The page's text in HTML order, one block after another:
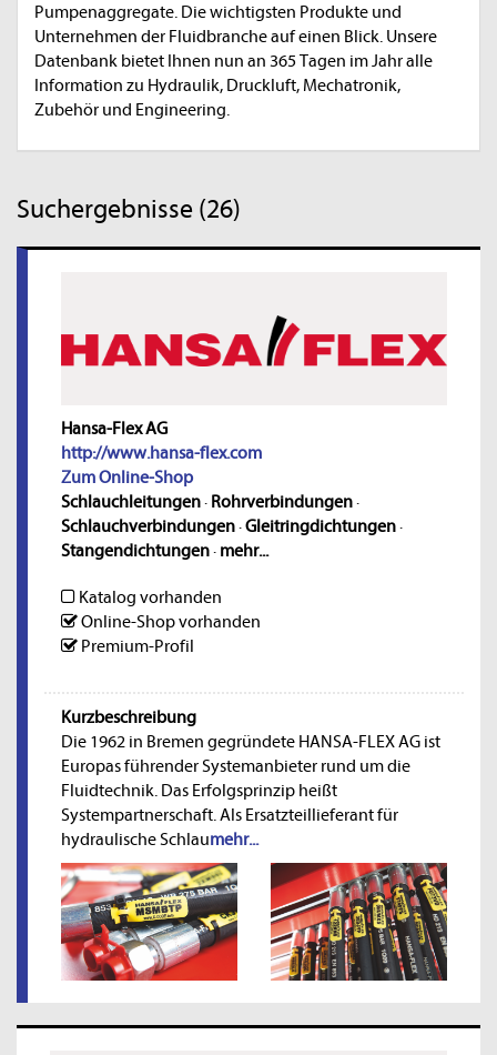
Pumpenaggregate. Die wichtigsten Produkte und
Unternehmen der Fluidbranche auf einen Blick. Unsere
Datenbank bietet Ihnen nun an 365 Tagen im Jahr alle
Information zu Hydraulik, Druckluft, Mechatronik,
Zubehör und Engineering.
Suchergebnisse (26)
Hansa-Flex AG
http://www.hansa-flex.com
Zum Online-Shop
Schlauchleitungen· Rohrverbindungen·
Schlauchverbindungen·Gleitringdichtungen·
Stangendichtungen· mehr...
Katalog vorhanden
Online-Shop vorhanden
Premium-Profil
Kurzbeschreibung
Die 1962 in Bremen gegründete HANSA-FLEX AG ist
Europas führender Systemanbieter rund um die
Fluidtechnik. Das Erfolgsprinzip heißt
Systempartnerschaft. Als Ersatzteillieferant für
hydraulische Schlaumehr...